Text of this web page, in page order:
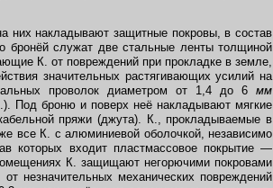
них накладывают защитные покровы, в состав
бронёй служат две стальные ленты толщиной
К. от повреждений при прокладке в земле,
значительных растягивающих усилий на
проволок диаметром от 1,4 до 6 мм
Под броню и поверх неё накладывают мягкие
пряжи (джута). К., прокладываемые в
все К. с алюминиевой оболочкой, независимо
которых входит пластмассовое покрытие —
К. защищают негорючими покровами
незначительных механических повреждений